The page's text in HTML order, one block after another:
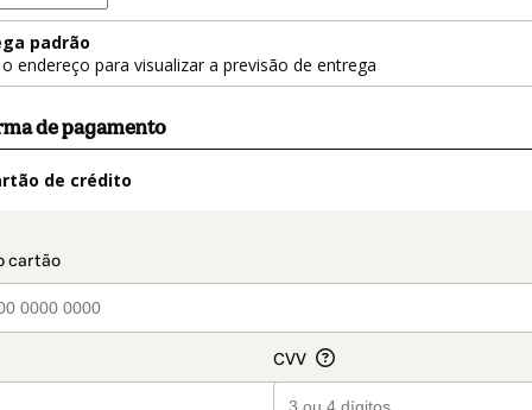
padrão
endereço para visualizar a previsão de entrega
de pagamento
de crédito